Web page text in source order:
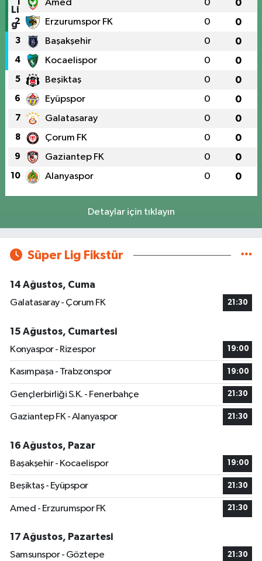
1 Amed 0 0
2 Erzurumspor FK 0 0
3 Başakşehir 0 0
4 Kocaelispor 0 0
5 Beşiktaş 0 0
6 Eyüpspor 0 0
7 Galatasaray 0 0
8 Çorum FK 0 0
9 Gaziantep FK 0 0
10 Alanyaspor 0 0
Detaylar için tıklayın
Süper Lig Fikstür
14 Ağustos, Cuma
Galatasaray - Çorum FK
21:30
15 Ağustos, Cumartesi
Konyaspor - Rizespor
19:00
Kasımpaşa - Trabzonspor 19:00
Gençlerbirliği S.K. - Fenerbahçe 21:30
Gaziantep FK - Alanyaspor 21:30
16 Ağustos, Pazar
Başakşehir - Kocaelispor
19:00
Beşiktaş - Eyüpspor 21:30
Amed - Erzurumspor FK 21:30
17 Ağustos, Pazartesi
Samsunspor - Göztepe
21:30